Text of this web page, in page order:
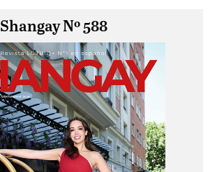
Shangay Nº 588